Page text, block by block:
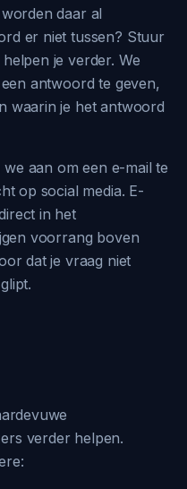
daar al
er niet tussen? Stuur
je verder. We
antwoord te geven,
waarin je het antwoord
aan om een e-mail te
op social media. E-
in het
voorrang boven
dat je vraag niet
verder helpen.